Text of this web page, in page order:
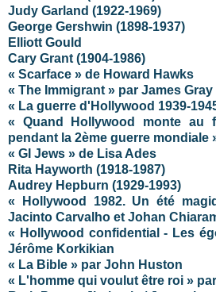
Judy Garland (1922-1969)
George Gershwin (1898-1937)
Elliott Gould
Cary Grant (1904-1986)
« Scarface » de Howard Hawks
« The Immigrant » par James Gray
« La guerre d'Hollywood 1939-
« Quand Hollywood monte au
pendant la 2ème guerre mondiale
« GI Jews » de Lisa Ades
Rita Hayworth (1918-1987)
Audrey Hepburn (1929-1993)
« Hollywood 1982. Un été
Jacinto Carvalho et Johan
« Hollywood confidential - Les
Jérôme Korkikian
« La Bible » par John Huston
« L'homme qui voulut être roi »